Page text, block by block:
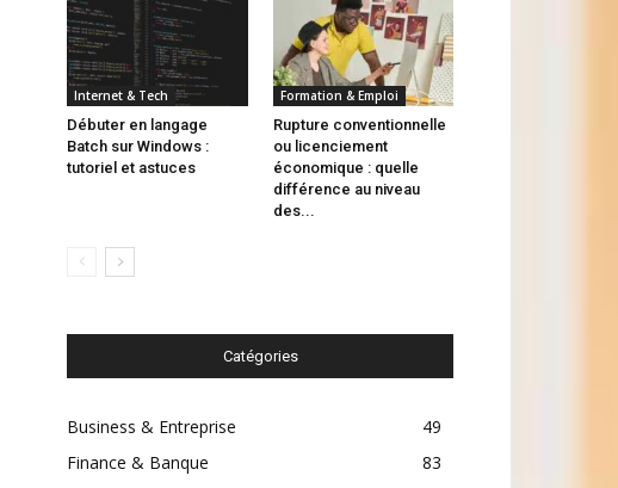
Internet & Tech
Débuter en langage
Batch sur Windows :
tutoriel et astuces
Formation & Emploi
Rupture conventionnelle
ou licenciement
économique : quelle
différence au niveau
des...
Catégories
Business & Entreprise
49
Finance & Banque
83